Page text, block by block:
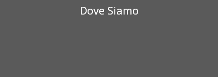
Dove Siamo